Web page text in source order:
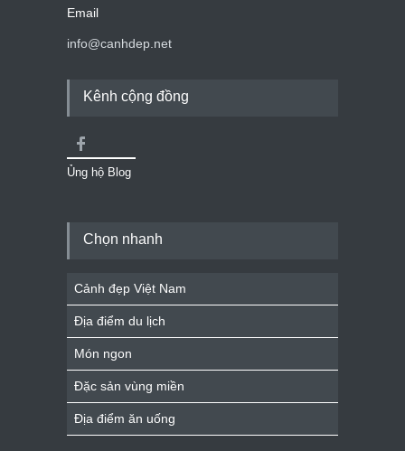
Email
info@canhdep.net
Kênh cộng đồng
Ủng hộ Blog
Chọn nhanh
Cảnh đẹp Việt Nam
Địa điểm du lịch
Món ngon
Đặc sản vùng miền
Địa điểm ăn uống